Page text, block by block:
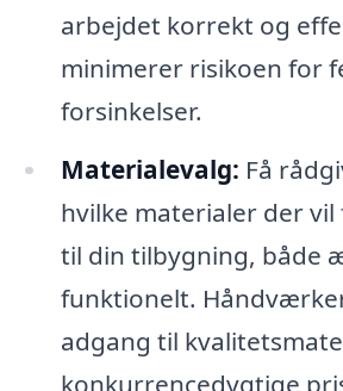
arbejdet korrekt og
minimerer risikoen for
forsinkelser.
Materialevalg: Få
hvilke materialer der
til din tilbygning, både
funktionelt.
adgang til